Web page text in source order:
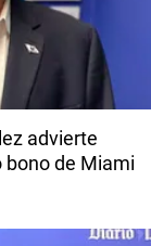
advierte
bono de Miami